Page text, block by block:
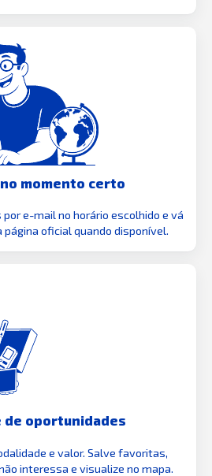
momento certo
e-mail no horário escolhido e vá
página oficial quando disponível.
de oportunidades
e valor. Salve favoritas,
interessa e visualize no mapa.